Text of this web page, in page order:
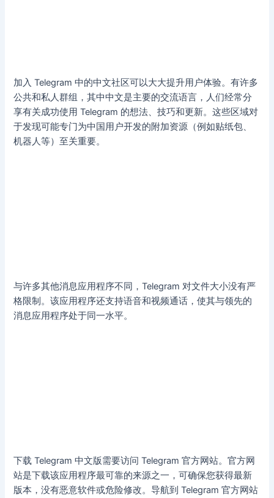
加入 Telegram 中的中文社区可以大大提升用户体验。有许多
公共和私人群组，其中中文是主要的交流语言，人们经常分
享有关成功使用 Telegram 的想法、技巧和更新。这些区域对
于发现可能专门为中国用户开发的附加资源（例如贴纸包、
机器人等）至关重要。
与许多其他消息应用程序不同，Telegram 对文件大小没有严
格限制。该应用程序还支持语音和视频通话，使其与领先的
消息应用程序处于同一水平。
下载 Telegram 中文版需要访问 Telegram 官方网站。官方网
站是下载该应用程序最可靠的来源之一，可确保您获得最新
版本，没有恶意软件或危险修改。导航到 Telegram 官方网站